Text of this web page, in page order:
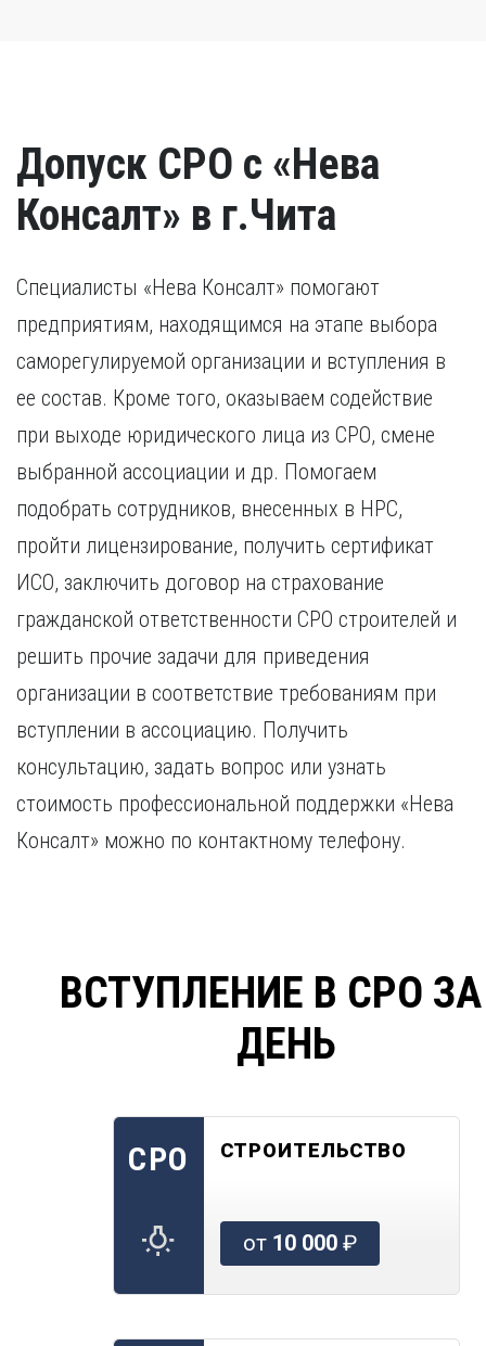
Допуск СРО с «Нева
Консалт» в г.Чита
Специалисты «Нева Консалт» помогают
предприятиям, находящимся на этапе выбора
саморегулируемой организации и вступления в
ее состав. Кроме того, оказываем содействие
при выходе юридического лица из СРО, смене
выбранной ассоциации и др. Помогаем
подобрать сотрудников, внесенных в НРС,
пройти лицензирование, получить сертификат
ИСО, заключить договор на страхование
гражданской ответственности СРО строителей и
решить прочие задачи для приведения
организации в соответствие требованиям при
вступлении в ассоциацию. Получить
консультацию, задать вопрос или узнать
стоимость профессиональной поддержки «Нева
Консалт» можно по контактному телефону.
ВСТУПЛЕНИЕ В СРО
ДЕНЬ
СРО СТРОИТЕЛЬСТВО
от 10 000₽